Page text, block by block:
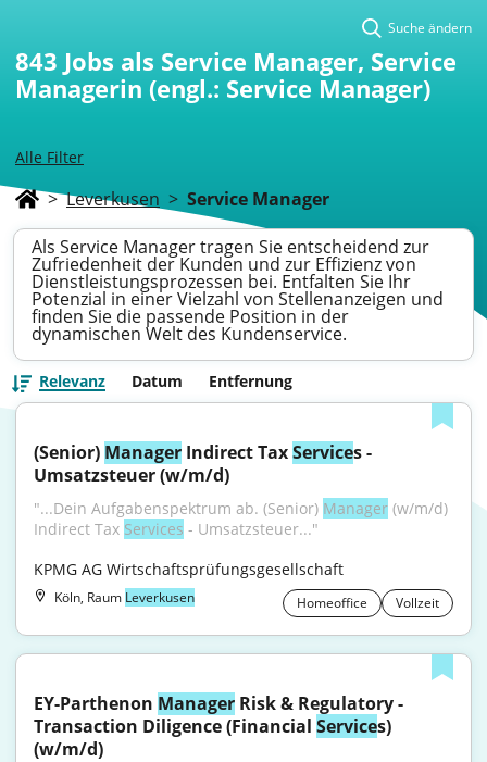
Alle Filter
Suche ändern
843 Jobs als Service Manager, Service
Managerin (engl.: Service Manager)
> Leverkusen > Service Manager
Als Service Manager tragen Sie entscheidend zur
Zufriedenheit der Kunden und zur Effizienz von
Dienstleistungsprozessen bei. Entfalten Sie Ihr
Potenzial in einer Vielzahl von Stellenanzeigen und
finden Sie die passende Position in der
dynamischen Welt des Kundenservice.
Relevanz Datum Entfernung
(Senior) Manager Indirect Tax Services -
Umsatzsteuer (w/m/d)
"...Dein Aufgabenspektrum ab. (Senior) Manager (w/m/d)
Indirect Tax Services - Umsatzsteuer..."
KPMG AG Wirtschaftsprüfungsgesellschaft
Köln, Raum Leverkusen Homeoffice Vollzeit
EY-Parthenon Manager Risk & Regulatory -
Transaction Diligence (Financial Services)
(w/m/d)